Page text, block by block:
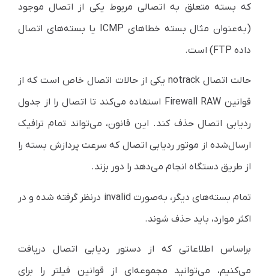
که بسته متعلق به اتصالی مربوط یکی از اتصال موجود
(به‌عنوان مثال بسته خطاهای ICMP یا بسته‌های اتصال
داده FTP) است.
حالت اتصال notrack یکی از حالات اتصال خاص است که از
قوانین Firewall RAW استفاده می‌کند تا اتصال را از جدول
ردیابی اتصال حذف کند. این قانون، می‌تواند تمام ترافیک
ارسال‌شده از موتور ردیابی اتصال که سرعت پردازش بسته را
از طریق دستگاه انجام می‌دهد را دور بزند.
تمام بسته‌های دیگر، به‌صورت invalid در‌نظر گرفته شده و در
اکثر موارد، باید حذف شوند.
بر‌اساس اطلاعاتی که از دستور ردیابی اتصال دریافت
می‌کنیم، می‌توانید مجموعه‌ای از قوانین فیلتر را برای